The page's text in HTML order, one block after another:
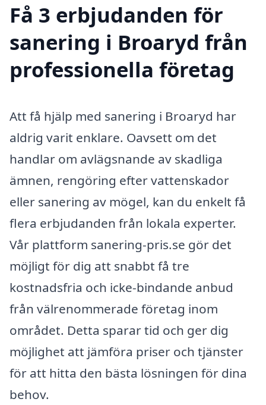
Få 3 erbjudanden för
sanering i Broaryd från
professionella företag
Att få hjälp med sanering i Broaryd har
aldrig varit enklare. Oavsett om det
handlar om avlägsnande av skadliga
ämnen, rengöring efter vattenskador
eller sanering av mögel, kan du enkelt få
flera erbjudanden från lokala experter.
Vår plattform sanering-pris.se gör det
möjligt för dig att snabbt få tre
kostnadsfria och icke-bindande anbud
från välrenommerade företag inom
området. Detta sparar tid och ger dig
möjlighet att jämföra priser och tjänster
för att hitta den bästa lösningen för dina
behov.